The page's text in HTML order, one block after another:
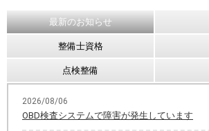
最新のお知らせ
整備士資格
点検整備
2026/08/06
OBD検査システムで障害が発生しています